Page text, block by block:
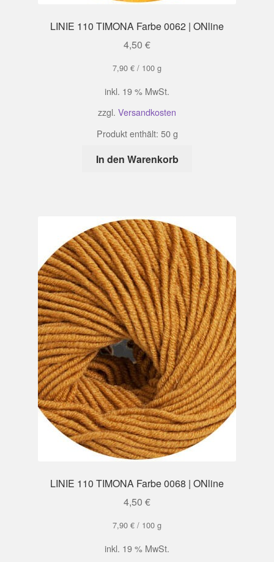
LINIE 110 TIMONA Farbe 0062 | ONline
4,50 €
7,90 € / 100 g
inkl. 19 % MwSt.
zzgl. Versandkosten
Produkt enthält: 50g
In den Warenkorb
LINIE 110 TIMONA Farbe 0068 | ONline
4,50 €
7,90 € / 100 g
inkl. 19 % MwSt.